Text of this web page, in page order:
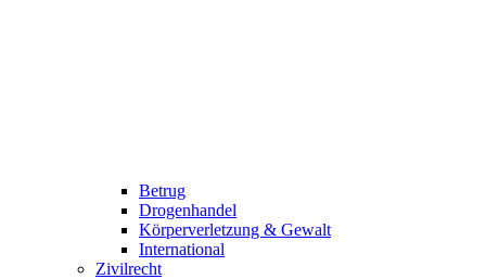
Betrug
Drogenhandel
Körperverletzung & Gewalt
International
Zivilrecht